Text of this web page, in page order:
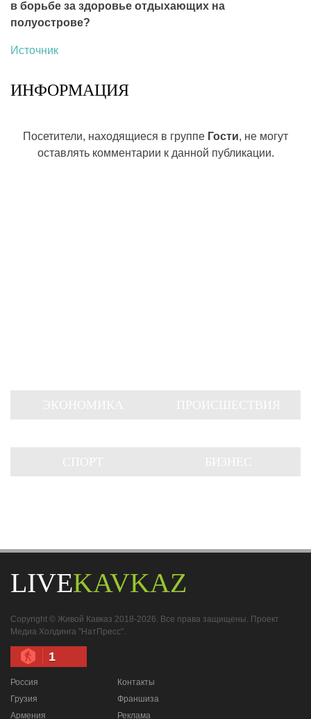
в борьбе за здоровье отдыхающих на
полуострове?
Источник
ИНФОРМАЦИЯ
Посетители, находящиеся в группе Гости, не могут
оставлять комментарии к данной публикации.
LIVEKAVKAZ
Copyright © Живой Кавказ 2018-2026. Все права защищены. Проект
Медиа Холдинга "НатПресс".
1
Россия
Грузия
Армения
Контакты
Франшиза
Реклама